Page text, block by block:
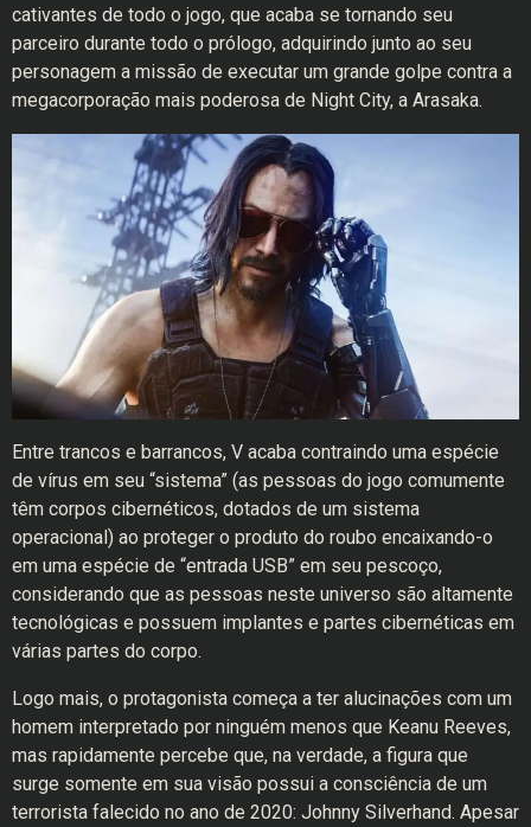
cativantes de todo o jogo, que acaba se tornando seu
parceiro durante todo o prólogo, adquirindo junto ao seu
personagem a missão de executar um grande golpe contra a
megacorporação mais poderosa de Night City, a Arasaka.
Entre trancos e barrancos, V acaba contraindo uma espécie
de vírus em seu “sistema” (as pessoas do jogo comumente
têm corpos cibernéticos, dotados de um sistema
operacional) ao proteger o produto do roubo encaixando-o
em uma espécie de “entrada USB” em seu pescoço,
considerando que as pessoas neste universo são altamente
tecnológicas e possuem implantes e partes cibernéticas em
várias partes do corpo.
Logo mais, o protagonista começa a ter alucinações com um
homem interpretado por ninguém menos que Keanu Reeves,
mas rapidamente percebe que, na verdade, a figura que
surge somente em sua visão possui a consciência de um
terrorista falecido no ano de 2020: Johnny Silverhand. Apesar